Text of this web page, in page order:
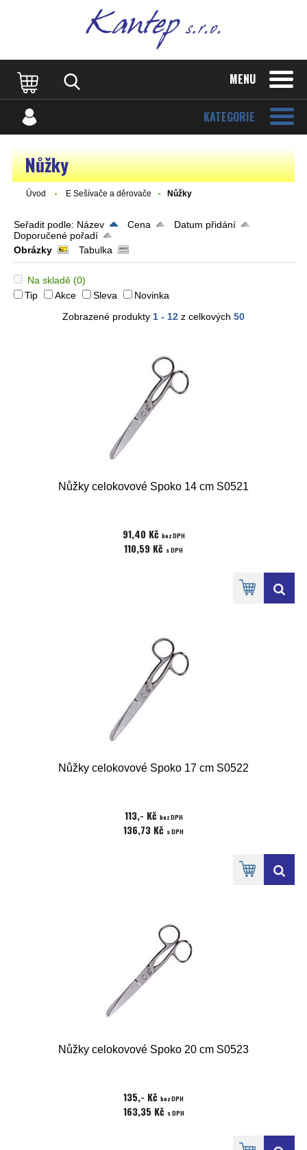
MENU
KATEGORIE
Nůžky
Úvod E Sešívače a děrovače Nůžky
Seřadit podle: Název Cena
Datum přidání
Doporučené pořadí
Obrázky
Tabulka
Na skladě (0)
Tip
Akce Sleva
Novinka
Zobrazené produkty 1 - 12 z celkových 50
Nůžky celokovové Spoko 14 cm S0521
91,40 Kč bez DPH
110,59 Kč s DPH
Nůžky celokovové Spoko 17 cm S0522
113,- Kč bez DPH
136,73 Kč s DPH
Nůžky celokovové Spoko 20 cm S0523
135,- Kč bez DPH
163,35 Kč s DPH